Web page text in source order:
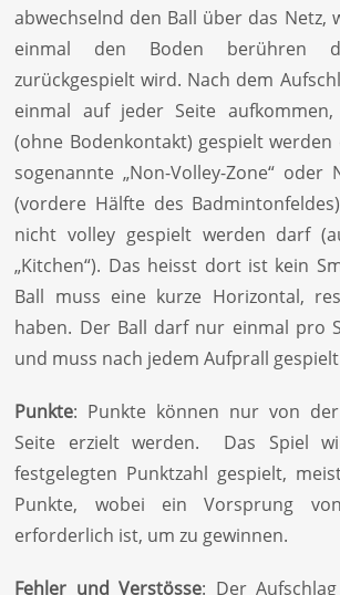
abwechselnd den Ball über das Netz,
einmal den Boden berühren
zurückgespielt wird. Nach dem
einmal auf jeder Seite
(ohne Bodenkontakt) gespielt werden
sogenannte „Non-Volley-Zone“ oder
(vordere Hälfte des
nicht volley gespielt werden darf
„Kitchen“). Das heisst dort ist kein
Ball muss eine kurze Horizontal,
haben. Der Ball darf nur einmal pro
und muss nach jedem Aufprall
Punkte: Punkte können nur von der
Seite erzielt werden. Das Spiel
festgelegten Punktzahl gespielt,
Punkte, wobei ein Vorsprung
erforderlich ist, um zu gewinnen.
Fehler und Verstösse: Der